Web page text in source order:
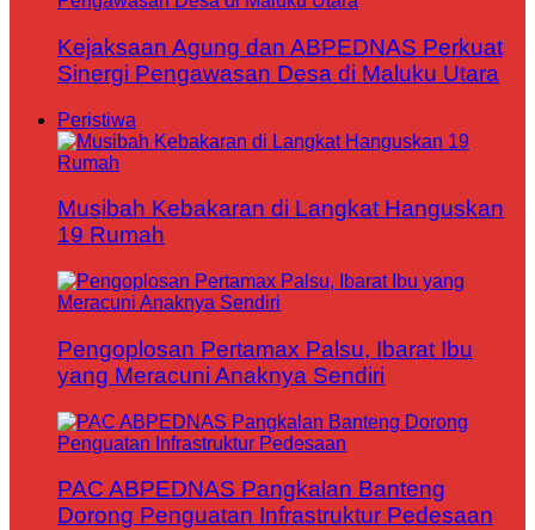
Kejaksaan Agung dan ABPEDNAS Perkuat
Sinergi Pengawasan Desa di Maluku Utara
Peristiwa
Musibah Kebakaran di Langkat Hanguskan
19 Rumah
Pengoplosan Pertamax Palsu, Ibarat Ibu
yang Meracuni Anaknya Sendiri
PAC ABPEDNAS Pangkalan Banteng
Dorong Penguatan Infrastruktur Pedesaan